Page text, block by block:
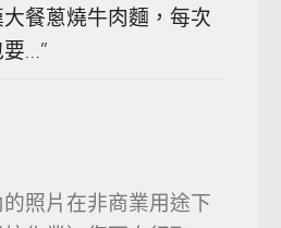
餐蔥燒牛肉麵，每次
要…”
照片在非商業用途下